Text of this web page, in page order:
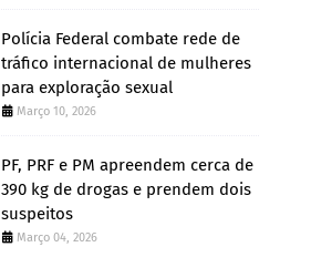
Polícia Federal combate rede de
tráfico internacional de mulheres
para exploração sexual
Março 10, 2026
PF, PRF e PM apreendem cerca de
390 kg de drogas e prendem dois
suspeitos
Março 04, 2026